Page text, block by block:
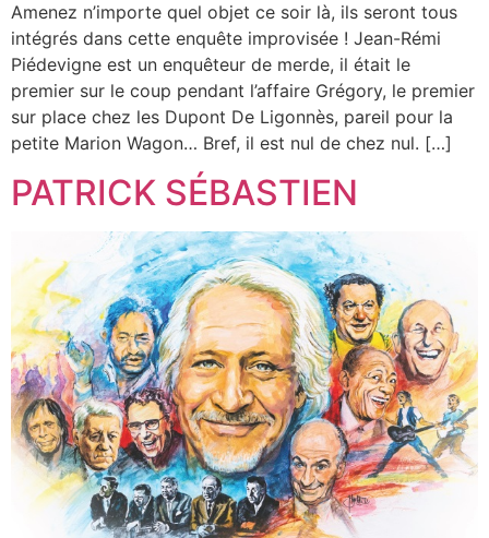
Amenez n’importe quel objet ce soir là, ils seront tous
intégrés dans cette enquête improvisée ! Jean-Rémi
Piédevigne est un enquêteur de merde, il était le
premier sur le coup pendant l’affaire Grégory, le premier
sur place chez les Dupont De Ligonnès, pareil pour la
petite Marion Wagon… Bref, il est nul de chez nul. […]
PATRICK SÉBASTIEN